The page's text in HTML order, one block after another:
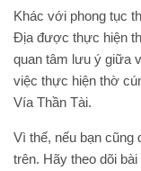
Khác với phong tục
Địa được thực hiện
quan tâm lưu ý giữa
việc thực hiện thờ
Vía Thần Tài.
Vì thế, nếu bạn cũng
trên. Hãy theo dõi